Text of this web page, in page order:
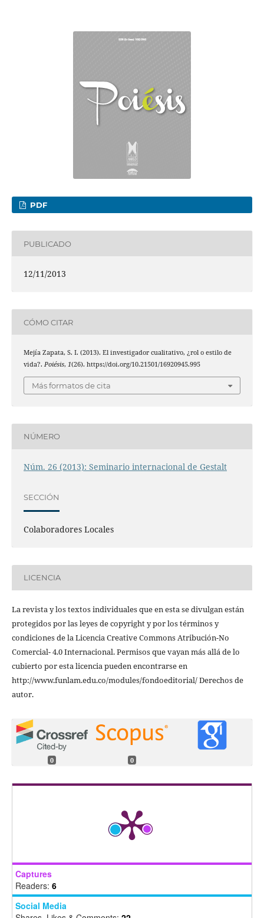
PDF
PUBLICADO
12/11/2013
CÓMO CITAR
Mejía Zapata, S. I. (2013). El investigador cualitativo, ¿rol o estilo de
vida?. Poiésis, 1(26). https://doi.org/10.21501/16920945.995
Más formatos de cita
NÚMERO
Núm. 26 (2013): Seminario internacional de Gestalt
SECCIÓN
Colaboradores Locales
LICENCIA
La revista y los textos individuales que en esta se divulgan están
protegidos por las leyes de copyright y por los términos y
condiciones de la Licencia Creative Commons Atribución-No
Comercial- 4.0 Internacional. Permisos que vayan más allá de lo
cubierto por esta licencia pueden encontrarse en
http://www.funlam.edu.co/modules/fondoeditorial/ Derechos de
autor.
0 0
Captures
Readers: 6
Social Media